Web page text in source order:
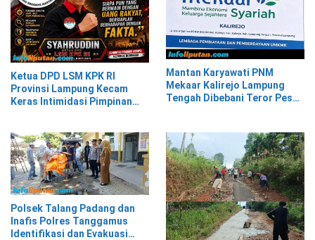
Ketua DPD LSM KPK RI
Provinsi Lampung Kecam
Keras Intimidasi Pimpinan
Mantan Karyawati PNM
Mekaar Kalirejo Lampung
Tengah Dibebani Teror Pesan
Polsek Talang Padang dan
Inafis Polres Tanggamus
Identifikasi dan Evakuasi